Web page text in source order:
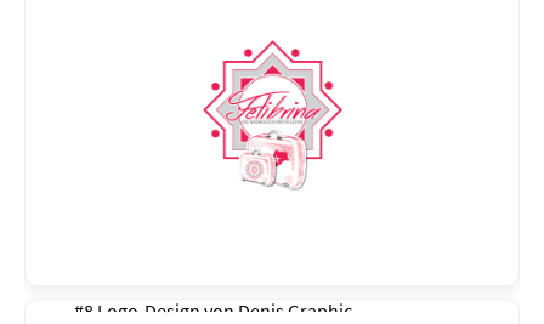
#8 Logo-Design von Denis Graphic